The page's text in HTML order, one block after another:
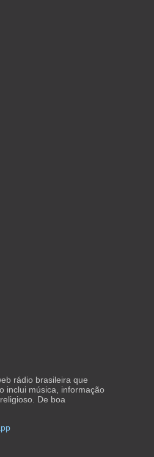
rádio brasileira que
inclui música, informação
De boa